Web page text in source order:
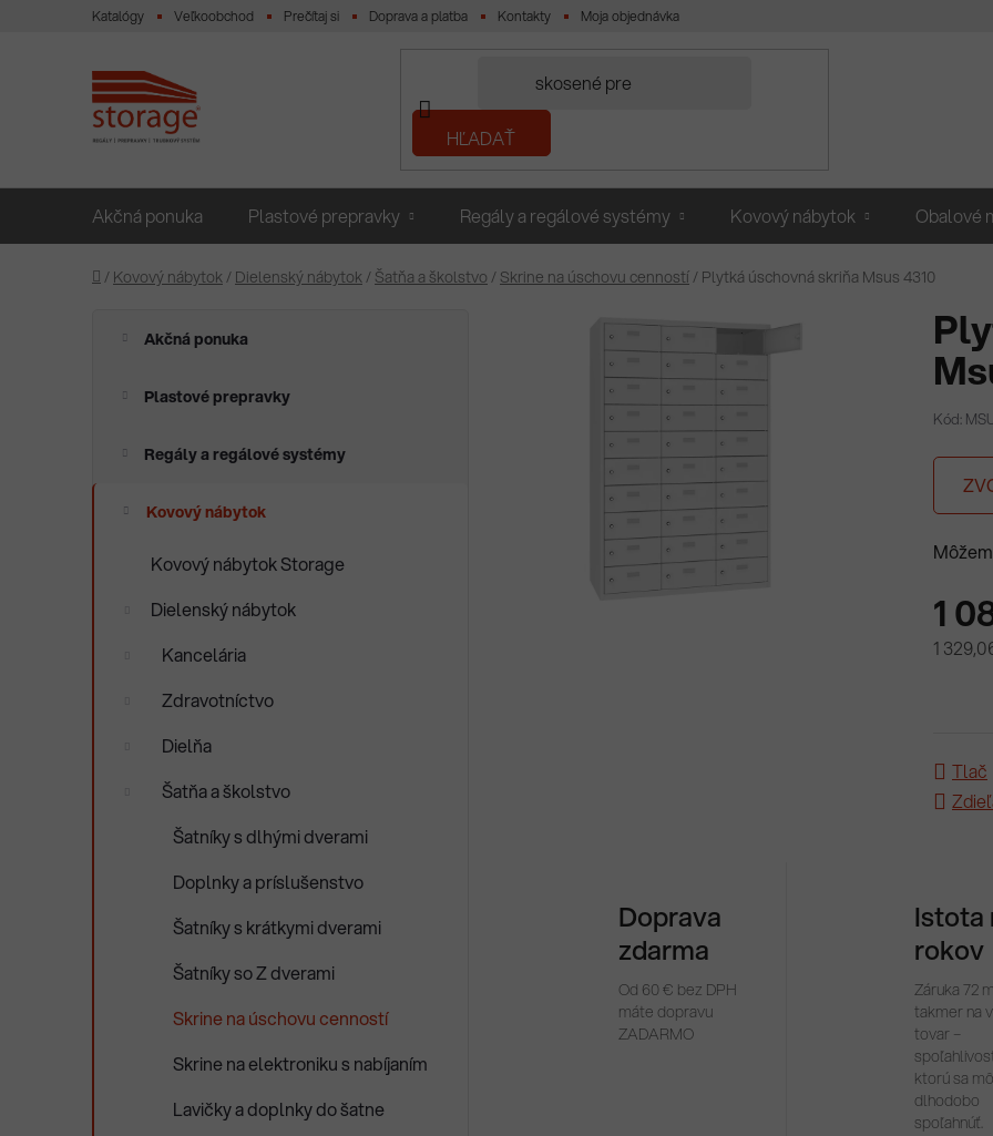
Katalógy Veľkoobchod Prečítaj si Doprava a platba Kontakty Moja objednávka
HĽADAŤ
Akčná ponuka Plastové prepravky Regály a regálové systémy Kovový nábytok Obalové
Domov
/ Kovový nábytok/ Dielenský nábytok/ Šatňa a školstvo / Skrine na úschovu cenností/ Plytká úschovná skriňa Msus 4310
a
kategórie
i
Akčná ponuka
Plastové prepravky
Regály a regálové systémy
Kovový nábytok
Kovový nábytok Storage
Dielenský nábytok
Kancelária
Zdravotníctvo
Dielňa
Šatňa a školstvo
Šatníky s dlhými dverami
Doplnky a príslušenstvo
Šatníky s krátkymi dverami
Šatníky so Z dverami
Skrine na úschovu cenností
Skrine na elektroniku s nabíjaním
Lavičky a doplnky do šatne
Kód:
1
1
Tlač
Doprava
zdarma
Od 60 € bez DPH
máte dopravu
ZADARMO
Istota
rokov
Záruka 72
takmer na
tovar –
ktorú sa
dlhodobo
spoľahnúť.